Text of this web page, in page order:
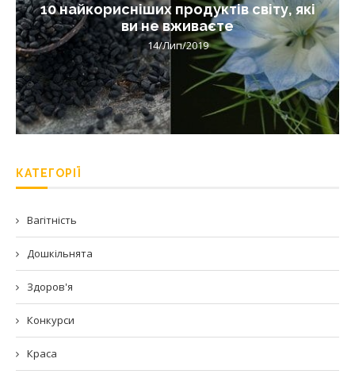
10 найкорисніших продуктів світу, які
ви не вживаєте
14/Лип/2019
КАТЕГОРІЇ
Вагітність
Дошкільнята
Здоров'я
Конкурси
Краса